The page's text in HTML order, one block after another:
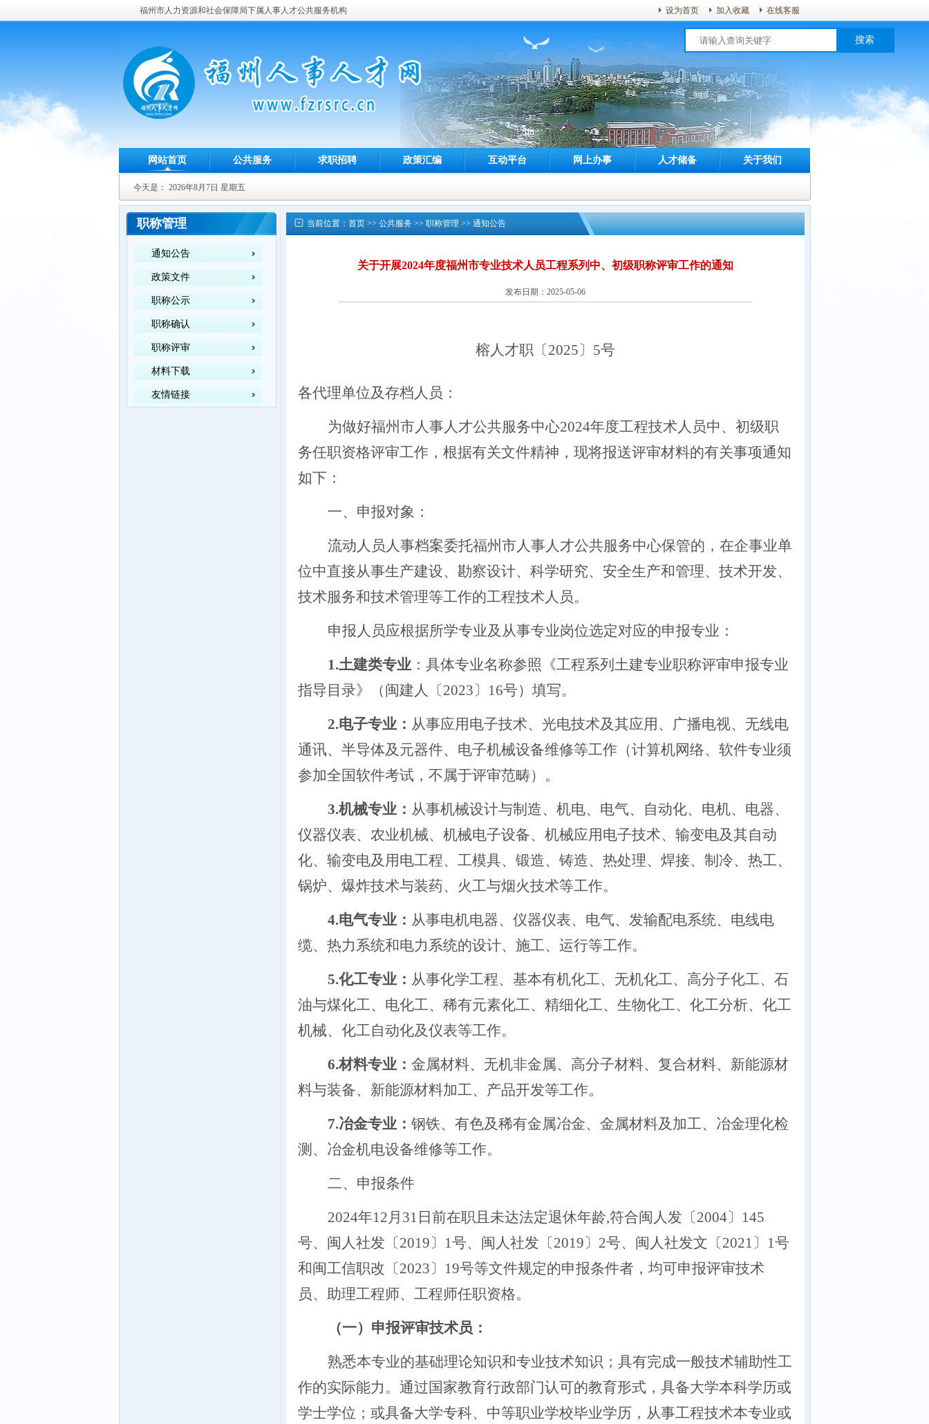
福州市人力资源和社会保障局下属人事人才公共服务机构 设为首页 加入收藏 在线客服
搜索
网站首页 公共服务 求职招聘 政策汇编 互动平台 网上办事 人才储备 关于我们
今天是： 2026年8月7日 星期五
职称管理
通知公告
政策文件
职称公示
职称确认
职称评审
材料下载
友情链接
当前位置： 首页>> 公共服务>> 职称管理 >> 通知公告
关于开展2024年度福州市专业技术人员工程系列中、初级职称评审工作的通知
发布日期：2025-05-06
榕人才职〔2025〕 5号
各代理单位及存档人员：
为做好福州市人事人才公共服务中心2024年度工程技术人员中、初级职
务任职资格评审工作，根据有关文件精神，现将报送评审材料的有关事项通知
如下：
一、申报对象：
流动人员人事档案委托福州市人事人才公共服务中心保管的，在企事业单
位中直接从事生产建设、勘察设计、科学研究、安全生产和管理、技术开发、
技术服务和技术管理等工作的工程技术人员。
申报人员应根据所学专业及从事专业岗位选定对应的申报专业：
1.土建类专业 ：具体专业名称参照《工程系列土建专业职称评审申报专业
指导目录》（闽建人〔2023〕16号）填写。
2.电子专业： 从事应用电子技术、光电技术及其应用、广播电视、无线电
通讯、半导体及元器件、电子机械设备维修等工作 （计算机网络、软件专业须
参加全国软件考试，不属于评审范畴）。
3.机械专业： 从事机械设计与制造、机电、电气、自动化、电机、电器、
仪器仪表、农业机械、机械电子设备、机械应用电子技术、输变电及其自动
化、输变电及用电工程、工模具、锻造、铸造、热处理、焊接、制冷、热工、
锅炉、爆炸技术与装药、火工与烟火技术等工作。
4.电气专业： 从事电机电器、仪器仪表、电气、发输配电系统、电线电
缆、热力系统和电力系统的设计、施工、运行等工作。
5.化工专业： 从事化学工程、基本有机化工、无机化工、高分子化工、石
油与煤化工、电化工、稀有元素化工、精细化工、生物化工、化工分析、化工
机械、化工自动化及仪表等工作。
6.材料专业： 金属材料、无机非金属、高分子材料、复合材料、新能源材
料与装备、新能源材料加工、产品开发等工作。
7.冶金专业： 钢铁、有色及稀有金属冶金、金属材料及加工、冶金理化检
测、冶金机电设备维修等工作。
二、申报条件
2024年12月31日前在职且未达法定退休年龄,符合闽人发 〔2004〕145
号、闽人社发〔2019〕1号、闽人社发〔2019〕2号、闽人社发文〔2021〕1号
和闽工信职改〔2023〕19号等文件规定的申报条件者，均可申报评审技术
员、助理工程师、工程师任职资格。
（一）申报评审技术员：
熟悉本专业的基础理论知识和专业技术知识；具有完成一般技术辅助性工
作的实际能力。通过国家教育行政部门认可的教育形式，具备大学本科学历或
学士学位；或具备大学专科、中等职业学校毕业学历，从事工程技术本专业或